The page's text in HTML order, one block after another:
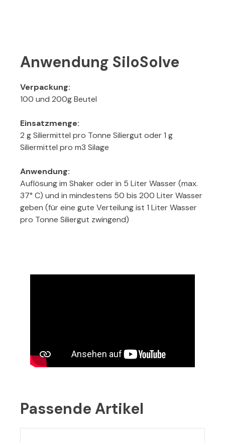
Anwendung SiloSolve
Verpackung:
100 und 200g Beutel
Einsatzmenge:
2 g Siliermittel pro Tonne Siliergut oder 1 g
Siliermittel pro m3 Silage
Anwendung:
Auflösung im Shaker oder in 5 Liter Wasser (max.
37° C) und in mindestens 50 bis 200 Liter Wasser
geben (für eine gute Verteilung ist 1 Liter Wasser
pro Tonne Siliergut zwingend)
Produktgalerie überspringen
Passende Artikel